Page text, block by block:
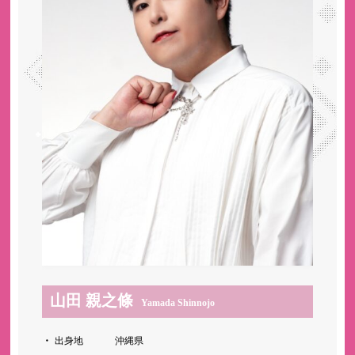
山田 親之條 Yamada Shinnojo
出身地
沖縄県